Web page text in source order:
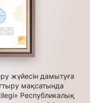
жүйесін дамытуға
мақсатында
Республикалық